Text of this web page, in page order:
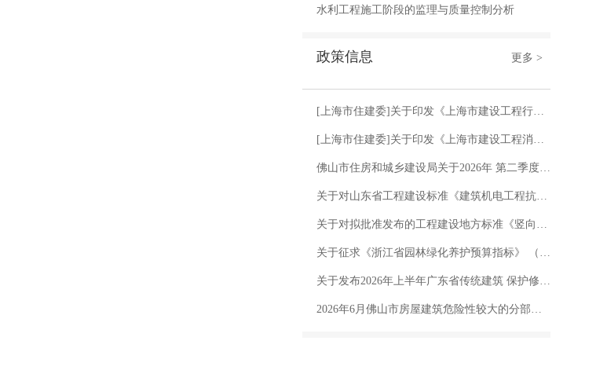
水利工程施工阶段的监理与质量控制分析
政策信息 更多 >
[上海市住建委]关于印发《上海市建设工程行政处罚裁量基准（2026年版）》的通知 沪建规范〔2026〕6号
[上海市住建委]关于印发《上海市建设工程消防设计审查验收技术服务管理办法》的通知 沪建规范〔2026〕5号
佛山市住房和城乡建设局关于2026年 第二季度房屋建筑工程施工安全 检查情况的通报
关于对山东省工程建设标准《建筑机电工程抗震技术规程》征求意见的函
关于对拟批准发布的工程建设地方标准《竖向分布钢筋不连接装配整体式混凝土剪力墙结构技术规程》进行公示的通知
关于征求《浙江省园林绿化养护预算指标》 （2025版）项目划分意见的通知
关于发布2026年上半年广东省传统建筑 保护修复工程人工价格指数的通知
2026年6月佛山市房屋建筑危险性较大的分部分项工程统计小结